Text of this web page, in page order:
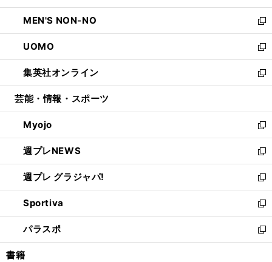
開
く
ウ
で
開
く
ン
ド
ウ
で
開
く
ウ
ィ
ン
ド
ウ
で
開
し
い
ウ
ィ
ン
ド
ウ
開
く
MEN'S NON-NO
新
し
い
ウ
ィ
ン
ウ
で
開
く
UOMO
新
し
い
ウ
ン
ド
ウ
で
開
く
集英社オンライン
新
し
ウ
ィ
ン
ド
ウ
で
開
く
芸能・情報・スポーツ
Myojo
新
し
い
ウ
ィ
ン
ド
ウ
で
開
週プレNEWS
新
し
い
ウ
ィ
ン
ド
ウ
週プレ グラジャパ!
新
し
い
ウ
ィ
ン
Sportiva
新
し
い
ウ
パラスポ
新
し
書籍